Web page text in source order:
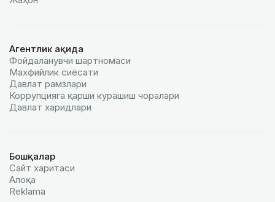
Агентлик ҳақида
Фойдаланувчи шартномаси
Махфийлик сиёсати
Давлат рамзлари
Коррупцияга қарши курашиш чоралари
Давлат харидлари
Бошқалар
Сайт харитаси
Алоқа
Reklamа